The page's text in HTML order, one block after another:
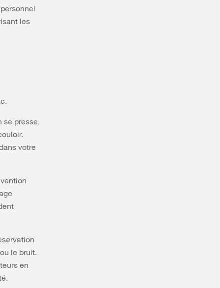
les
se presse,
votre
le bruit.
en